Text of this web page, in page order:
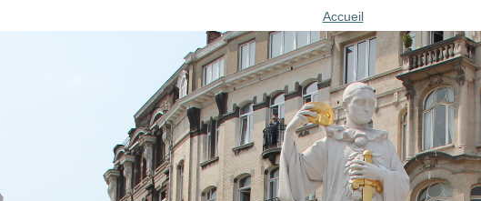
Accueil